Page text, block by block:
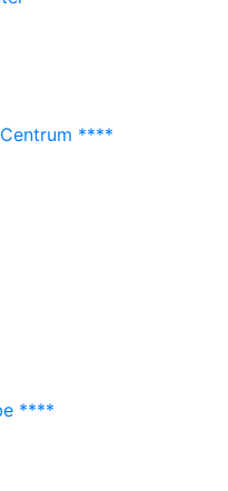
****
****